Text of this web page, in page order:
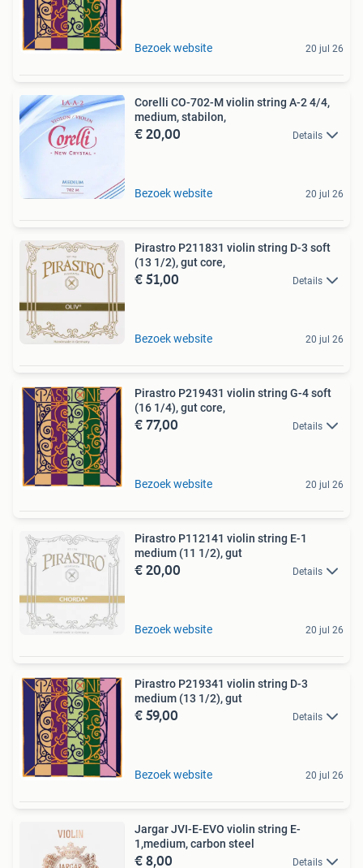
Bezoek website 20 jul 26
Corelli CO-702-M violin string A-2 4/4,
medium, stabilon,
€ 20,00 Details
Bezoek website 20 jul 26
Pirastro P211831 violin string D-3 soft
(13 1/2), gut core,
€ 51,00 Details
Bezoek website 20 jul 26
Pirastro P219431 violin string G-4 soft
(16 1/4), gut core,
€ 77,00 Details
Bezoek website 20 jul 26
Pirastro P112141 violin string E-1
medium (11 1/2), gut
€ 20,00 Details
Bezoek website 20 jul 26
Pirastro P219341 violin string D-3
medium (13 1/2), gut
€ 59,00 Details
Bezoek website 20 jul 26
Jargar JVI-E-EVO violin string E-
1,medium, carbon steel
€ 8,00 Details